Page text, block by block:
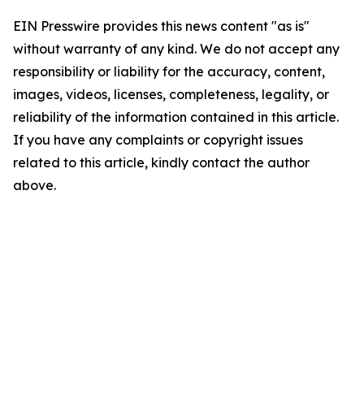
EIN Presswire provides this news content "as is"
without warranty of any kind. We do not accept any
responsibility or liability for the accuracy, content,
images, videos, licenses, completeness, legality, or
reliability of the information contained in this article.
If you have any complaints or copyright issues
related to this article, kindly contact the author
above.